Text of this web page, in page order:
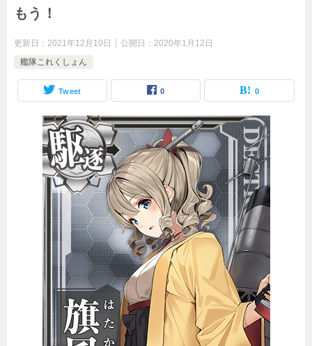
もう！
更新日： 2021年12月10日 公開日： 2020年1月12日
艦隊これくしょん
Tweet 0 0